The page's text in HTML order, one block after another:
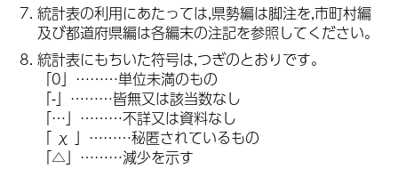
統計表の利用にあたっては,県勢編は脚注を,市町村編
及び都道府県編は各編末の注記を参照してください。
統計表にもちいた符号は,つぎのとおりです。
「0」………単位未満のもの
「-」………皆無又は該当数なし
「…」………不詳又は資料なし
「 χ 」………秘匿されているもの
「△」………減少を示す